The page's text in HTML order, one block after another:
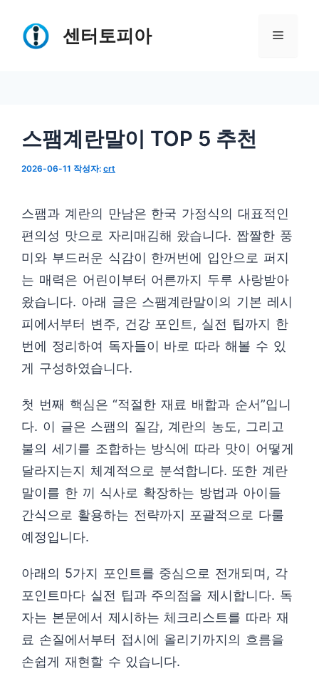
센터토피아 메
스팸계란말이 TOP 5 추천
2026-06-11 작성자: crt
스팸과 계란의 만남은 한국 가정식의 대표적인
편의성 맛으로 자리매김해 왔습니다. 짭짤한 풍
미와 부드러운 식감이 한꺼번에 입안으로 퍼지
는 매력은 어린이부터 어른까지 두루 사랑받아
왔습니다. 아래 글은 스팸계란말이의 기본 레시
피에서부터 변주, 건강 포인트, 실전 팁까지 한
번에 정리하여 독자들이 바로 따라 해볼 수 있
게 구성하였습니다.
첫 번째 핵심은 “적절한 재료 배합과 순서”입니
다. 이 글은 스팸의 질감, 계란의 농도, 그리고
불의 세기를 조합하는 방식에 따라 맛이 어떻게
달라지는지 체계적으로 분석합니다. 또한 계란
말이를 한 끼 식사로 확장하는 방법과 아이들
간식으로 활용하는 전략까지 포괄적으로 다룰
예정입니다.
아래의 5가지 포인트를 중심으로 전개되며, 각
포인트마다 실전 팁과 주의점을 제시합니다. 독
자는 본문에서 제시하는 체크리스트를 따라 재
료 손질에서부터 접시에 올리기까지의 흐름을
손쉽게 재현할 수 있습니다.